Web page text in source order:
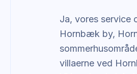
Ja, vores service
Hornbæk by,
villaerne ved